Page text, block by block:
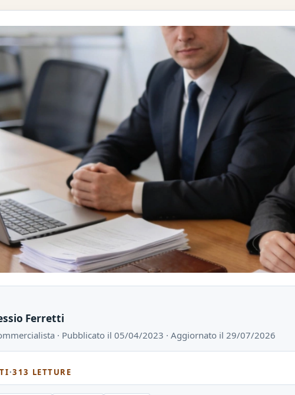
Ferretti
· Pubblicato il 05/04/2023 · Aggiornato il 29/07/2026
·313 LETTURE